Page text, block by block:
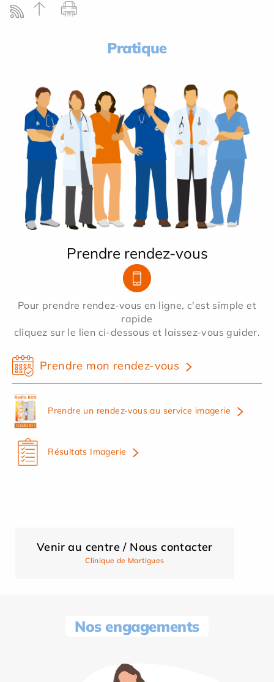
Pratique
Prendre rendez-vous
Pour prendre rendez-vous en ligne, c'est simple et
rapide
cliquez sur le lien ci-dessous et laissez-vous guider.
Prendre mon rendez-vous
Prendre un rendez-vous au service imagerie
Résultats Imagerie
Venir au centre / Nous contacter
Clinique de Martigues
Nos engagements